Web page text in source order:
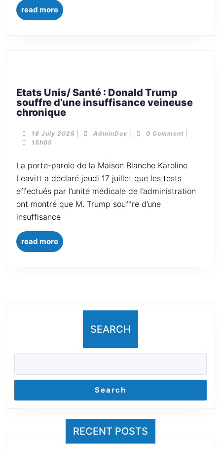
read more
Etats Unis/ Santé : Donald Trump
souffre d’une insuffisance veineuse
chronique
18 July 2025 AdminDev 0 Comment
15h05
La porte-parole de la Maison Blanche Karoline
Leavitt a déclaré jeudi 17 juillet que les tests
effectués par l’unité médicale de l’administration
ont montré que M. Trump souffre d’une
insuffisance
read more
SEARCH
Search
RECENT POSTS